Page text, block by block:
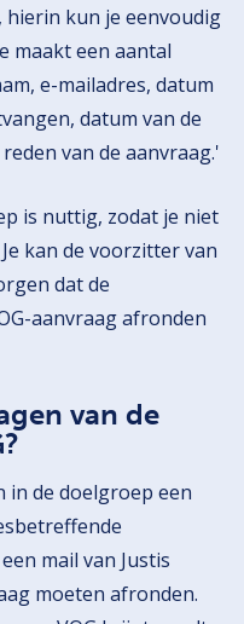
hierin kun je eenvoudig
maakt een aantal
e-mailadres, datum
datum van de
van de aanvraag.'
is nuttig, zodat je niet
kan de voorzitter van
dat de
aanvraag afronden
van de
in de doelgroep een
mail van Justis
moeten afronden.